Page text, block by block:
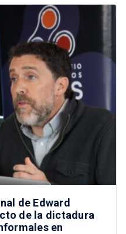
de Edward
de la dictadura
en